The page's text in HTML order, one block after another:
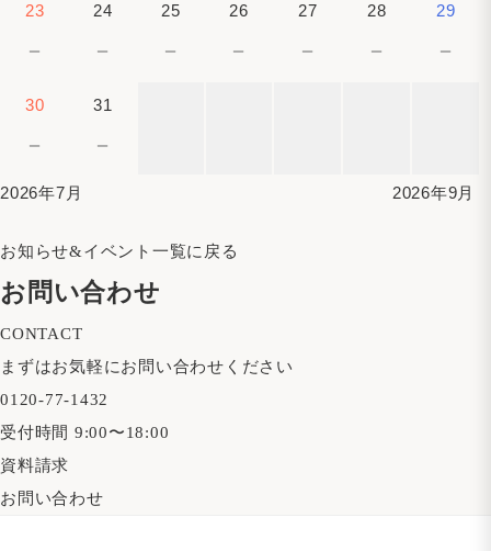
23
－
24
－
25
－
26
－
27
－
28
－
29
－
30
－
31
－
2026年7月 2026年9月
お知らせ&イベント一覧に戻る
お問い合わせ
CONTACT
まずはお気軽にお問い合わせください
0120-77-1432
受付時間 9:00〜18:00
資料請求
お問い合わせ